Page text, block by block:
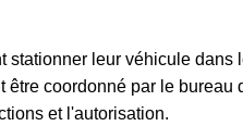
stationner leur véhicule
coordonné par le
et l'autorisation.